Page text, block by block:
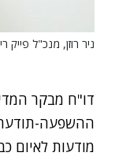
ניר רוזן, מנכ"ל פייק
דו"ח מבקר
ההשפעה-תודעה
מודעות לאיום